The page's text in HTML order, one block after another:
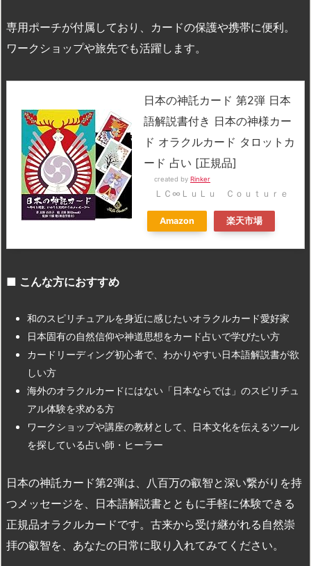
専用ポーチが付属しており、カードの保護や携帯に便利。
ワークショップや旅先でも活躍します。
日本の神託カード 第2弾 日本
語解説書付き 日本の神様カー
ド オラクルカード タロットカ
ード 占い [正規品]
created by Rinker
ＬＣ∞ＬｕＬｕ Ｃｏｕｔｕｒｅ
Amazon 楽天市場
■ こんな方におすすめ
和のスピリチュアルを身近に感じたいオラクルカード愛好家
日本固有の自然信仰や神道思想をカード占いで学びたい方
カードリーディング初心者で、わかりやすい日本語解説書が欲
しい方
海外のオラクルカードにはない「日本ならでは」のスピリチュ
アル体験を求める方
ワークショップや講座の教材として、日本文化を伝えるツール
を探している占い師・ヒーラー
日本の神託カード第2弾は、八百万の叡智と深い繋がりを持
つメッセージを、日本語解説書とともに手軽に体験できる
正規品オラクルカードです。古来から受け継がれる自然崇
拝の叡智を、あなたの日常に取り入れてみてください。